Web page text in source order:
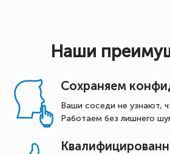
Наши
Сохраняем
Ваши соседи не узнают,
Работаем без лишнего